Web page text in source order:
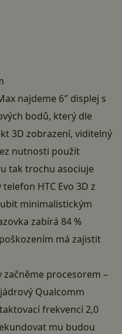
najdeme 6″ displej s
bodů, který dle
3D zobrazení, viditelný
nutnosti použít
tak trochu asociuje
HTC Evo 3D z
minimalistickým
zabírá 84 %
má zajistit
procesorem –
Qualcomm
frekvencí 2,0
mu budou